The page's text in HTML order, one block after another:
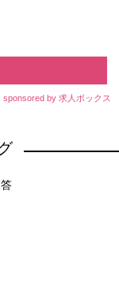
sponsored by 求人ボックス